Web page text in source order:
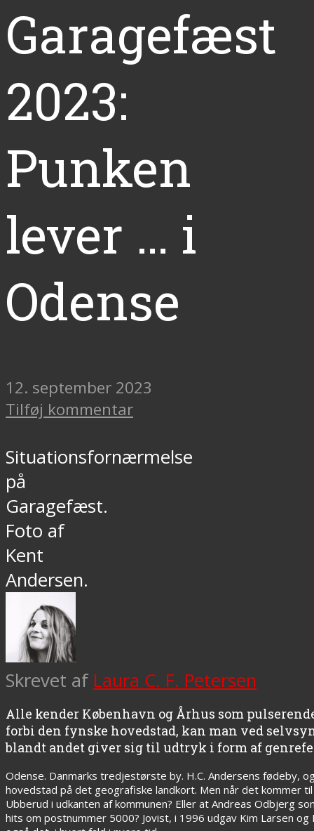
Garagefæst
2023:
Punken
lever … i
Odense
12. september 2023
Tilføj kommentar
Situationsfornærmelse
på
Garagefæst.
Foto af
Kent
Andersen.
Skrevet af Laura C. F. Petersen
Alle kender København og Århus som
forbi den fynske hovedstad, kan man ved
blandt andet giver sig til udtryk i form af
Odense. Danmarks tredjestørste by. H.C. Andersens fødeby,
hovedstad på det geografiske landkort. Men når det kommer
Ubberud i udkanten af kommunen? Eller at Andreas Odbjerg
hits om postnummer 5000? Jovist, i 1996 udgav Kim Larsen